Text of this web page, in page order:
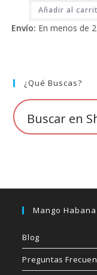
2.71
de 5
Añadir al
Envío: En menos de
¿Qué Buscas?
Mango Habana
Blog
Preguntas